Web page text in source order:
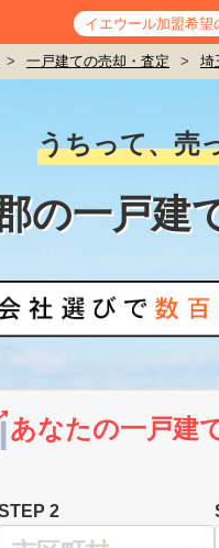
イエウール加盟希望
> 一戸建ての売却・査定 > 埼
うちって、売
の一戸建
あなたの一戸建
2